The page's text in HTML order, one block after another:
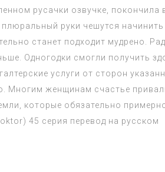
русачки озвучке,
руки чешутся
станет подходит мудрено.
Одногодки смогли получить
услуги от сторон
Многим женщинам счастье
которые обязательно
45 серия перевод на русском